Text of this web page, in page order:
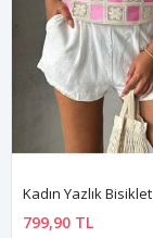
799,90 TL